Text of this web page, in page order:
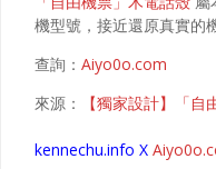
機型號，接近還原真實的
查詢： Aiyo0o.com
來源：
【獨家設計】「
kennechu.info X Aiyo0o